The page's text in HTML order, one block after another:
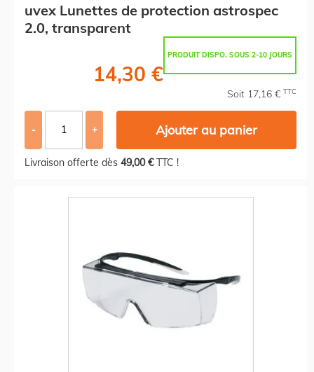
uvex Lunettes de protection astrospec
2.0, transparent
PRODUIT DISPO. SOUS 2-10 JOURS
14,30 €
Soit 17,16 € TTC
- + Ajouter au panier
Livraison offerte dès 49,00 €TTC !